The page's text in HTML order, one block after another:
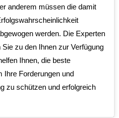
anderem müssen die damit
werden. Die Experten
zu den Ihnen zur Verfügung
Ihnen, die beste
Ihre Forderungen und
zu schützen und erfolgreich